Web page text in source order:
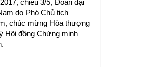
chiều 3/5, Đoàn đại
do Phó Chủ tịch –
chúc mừng Hòa thượng
Hội đồng Chứng minh